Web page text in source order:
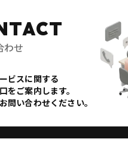
わせ
ビスに関する
をご案内します。
問い合わせください。